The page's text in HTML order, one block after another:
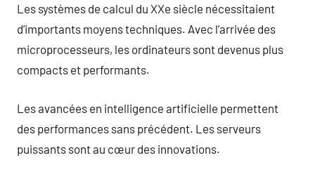
Les systèmes de calcul du XXe siècle nécessitaient
d’importants moyens techniques. Avec l’arrivée des
microprocesseurs, les ordinateurs sont devenus plus
compacts et performants.
Les avancées en intelligence artificielle permettent
des performances sans précédent. Les serveurs
puissants sont au cœur des innovations.